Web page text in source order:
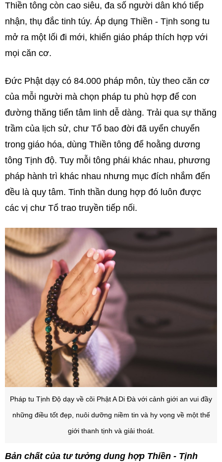
Thiền tông còn cao siêu, đa số người dân khó tiếp
nhận, thụ đắc tinh túy. Áp dụng Thiền - Tịnh song tu
mở ra một lối đi mới, khiến giáo pháp thích hợp với
mọi căn cơ.
Đức Phật dạy có 84.000 pháp môn, tùy theo căn cơ
của mỗi người mà chọn pháp tu phù hợp để con
đường thăng tiến tâm linh dễ dàng. Trải qua sự thăng
trầm của lịch sử, chư Tổ bao đời đã uyển chuyển
trong giáo hóa, dùng Thiền tông để hoằng dương
tông Tịnh độ. Tuy mỗi tông phái khác nhau, phương
pháp hành trì khác nhau nhưng mục đích nhắm đến
đều là quy tâm. Tinh thần dung hợp đó luôn được
các vị chư Tổ trao truyền tiếp nối.
Pháp tu Tịnh Độ dạy về cõi Phật A Di Đà với cảnh giới an vui đầy
những điều tốt đẹp, nuôi dưỡng niềm tin và hy vọng về một thế
giới thanh tịnh và giải thoát.
Bản chất của tư tưởng dung hợp Thiền - Tịnh